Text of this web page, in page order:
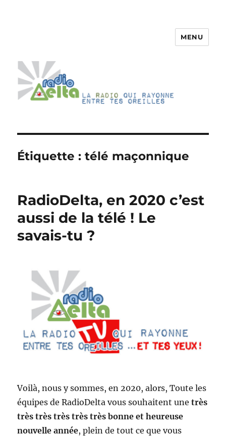
MENU
Étiquette :télé maçonnique
RadioDelta, en 2020 c’est
aussi de la télé ! Le
savais-tu ?
Voilà, nous y sommes, en 2020, alors, Toute les
équipes de RadioDelta vous souhaitent unetrès
très très très très très bonne et heureuse
nouvelle année, plein de tout ce que vous